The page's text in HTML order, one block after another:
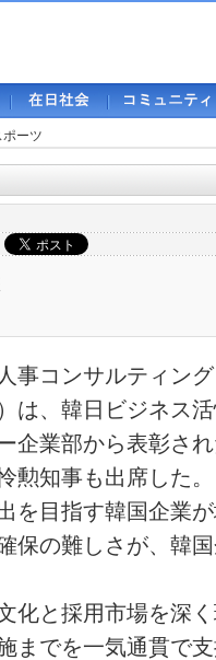
ーツ
事コンサルティン
は、韓日ビジネス
企業部から表彰さ
勲知事も出席した。
を目指す韓国企業
保の難しさが、韓
化と採用市場を深
までを一気通貫で